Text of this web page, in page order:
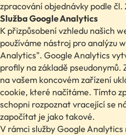
zpracování objednávky podle čl.
Služba Google Analytics
K přizpůsobení vzhledu našich
používáme nástroj pro analýzu
Analytics". Google Analytics
profily na základě pseudonymů.
na vašem koncovém zařízení
cookie, které načítáme. Tímto
schopni rozpoznat vracející se
započítat je jako takové.
V rámci služby Google